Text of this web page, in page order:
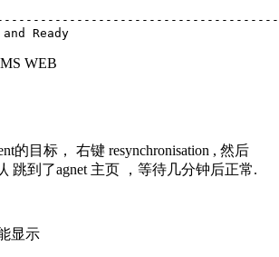
Ready
WEB
的目标， 右键 resynchronisation , 然后
跳到了agnet 主页 ，等待几分钟后正常.
显示